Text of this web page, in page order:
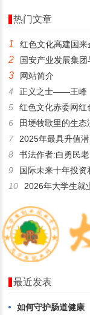
热门文章
1 红色文化高建国
2 国安产业发展集
3
网站简介
4
正义之士——王峰
5
红色文化赤委网红
6
田埂牧歌里的生
7
2025年最具升值
8
书法作者:白勇民
9
国际未来十年投
10
2026年大学生就
最近发表
如何守护肠道健康